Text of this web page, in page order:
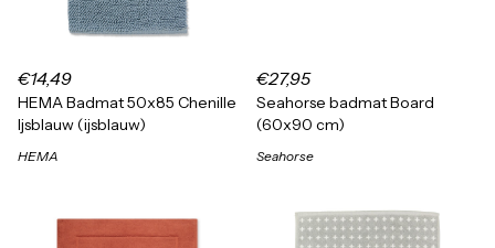
€14,49
HEMA Badmat 50x85 Chenille
Ijsblauw (ijsblauw)
HEMA
€27,95
Seahorse badmat Board
(60x90 cm)
Seahorse